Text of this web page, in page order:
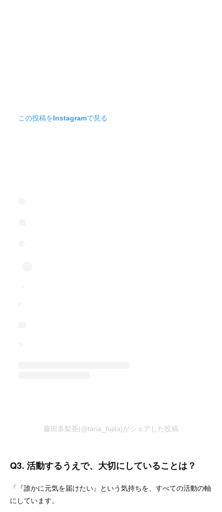
この投稿をInstagramで見る
藤田多梨亜(@taria_fujita)がシェアした投稿
Q3. 活動するうえで、大切にしていることは？
「『誰かに元気を届けたい』という気持ちを、すべての活動の軸
にしています。